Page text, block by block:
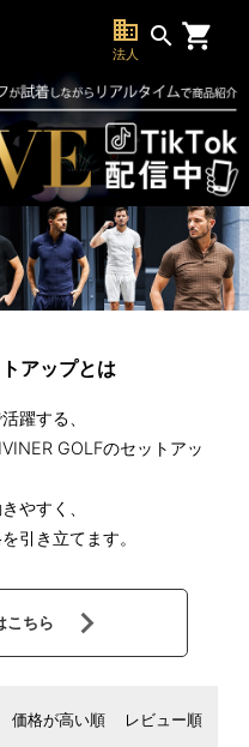
business
法人
search
トアップとは
躍する、
GOLFのセットアッ
やすく、
引き立てます。
こちら
価格が高い順 レビュー順